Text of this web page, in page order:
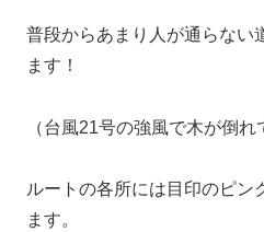
普段からあまり人が通らない
ます！
（台風21号の強風で木が倒れ
ルートの各所には目印のピン
ます。